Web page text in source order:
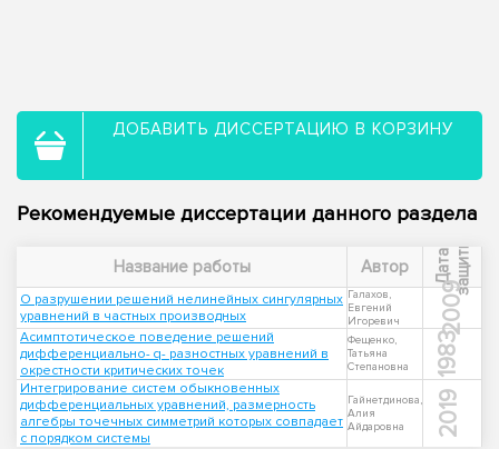
ДОБАВИТЬ ДИССЕРТАЦИЮ В КОРЗИНУ
Рекомендуемые диссертации данного раздела
Название работы Автор Д
а
т
а
з
а
щ
и
ты
О разрушении решений нелинейных сингулярных
уравнений в частных производных
Галахов,
Евгений
Игоревич
2009
Асимптотическое поведение решений
дифференциально- q- разностных уравнений в
окрестности критических точек
Фещенко,
Татьяна
Степановна
1983
Интегрирование систем обыкновенных
дифференциальных уравнений, размерность
алгебры точечных симметрий которых совпадает
с порядком системы
Гайнетдинова,
Алия
Айдаровна
2019